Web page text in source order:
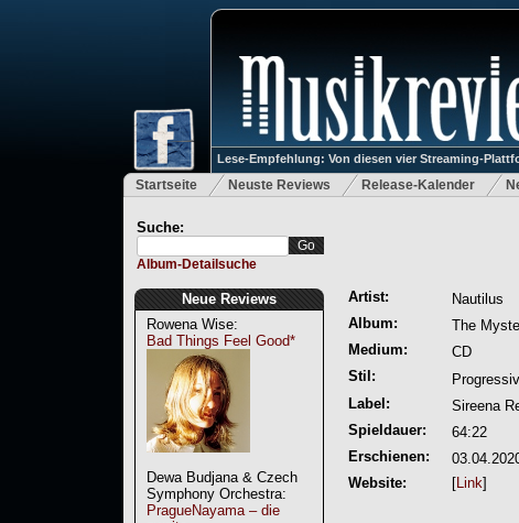
Lese-Empfehlung: Von diesen vier Streaming-
Startseite Neuste Reviews Release-Kalender
Suche:
Album-Detailsuche
Neue Reviews
Rowena Wise:
Bad Things Feel Good*
Dewa Budjana & Czech
Symphony Orchestra:
PragueNayama – die
Artist:
Nautilus
Album:
The
Medium:
CD
Stil:
Label:
Sireena
Spieldauer:
64:22
Erschienen:
Website:
[Link]